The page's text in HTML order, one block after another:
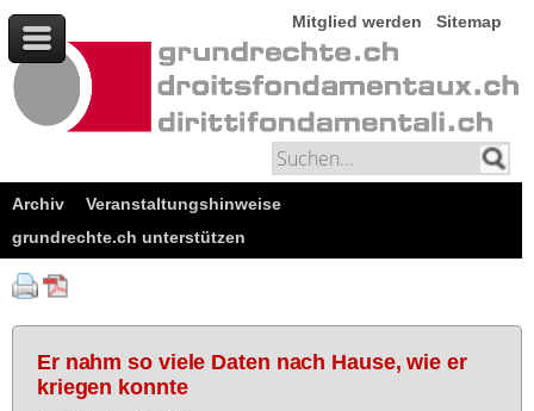
Mitglied werden Sitemap
Archiv
Veranstaltungshinweise
grundrechte.ch unterstützen
Er nahm so viele Daten nach Hause, wie er
kriegen konnte